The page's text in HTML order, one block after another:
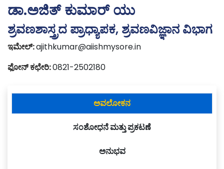
ಡಾ.ಅಜಿತ್ ಕುಮಾರ್ ಯು
ಶ್ರವಣಶಾಸ್ತ್ರದ ಪ್ರಾಧ್ಯಾಪಕ, ಶ್ರವಣವಿಜ್ಞಾನ ವಿಭಾಗ
ಇಮೇಲ್:ajithkumar@aiishmysore.in
ಫೋನ್ ಕಛೇರಿ:0821-2502180
ಅವಲೋಕನ
ಸಂಶೋಧನೆ ಮತ್ತು ಪ್ರಕಟಣೆ
ಅನುಭವ